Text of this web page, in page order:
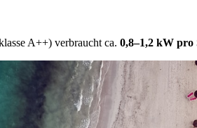
A++) verbraucht ca. 0,8–1,2 kW pro